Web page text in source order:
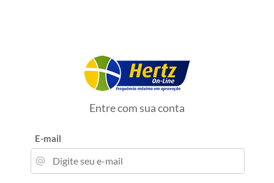
Entre com sua conta
E-mail